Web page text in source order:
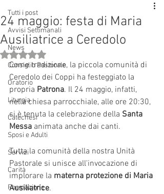
Tutti i post
Avvisi Settimanali
News
Consiglio Pastorale
Oratorio
Liturgia
Catechesi
Sposi e Adulti
Servizi
Carità
Formazione
24 maggio: festa di Maria
Ausiliatrice a Ceredolo
Valutazione NaN stelle su 5.
Come tradizione, la piccola comunità di
Ceredolo dei Coppi ha festeggiato la
propria Patrona. Il 24 maggio, infatti,
nella chiesa parrocchiale, alle ore 20:30,
si è tenuta la celebrazione della Santa
Messa animata anche dai canti.
Tutta la comunità della nostra Unità
Pastorale si unisce all'invocazione di
implorare la materna protezione di Maria
Ausiliatrice.